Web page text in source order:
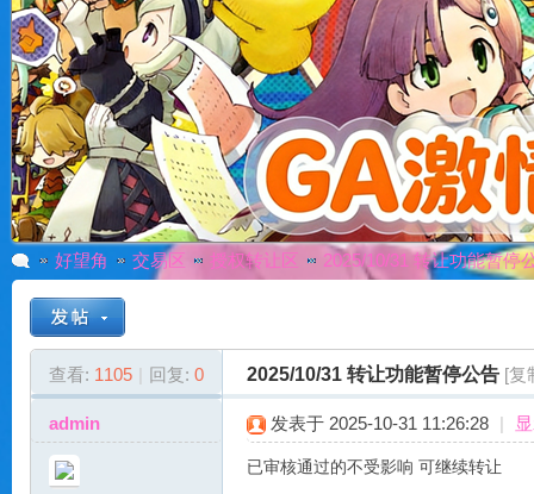
好望角 交易区 授权转让区 2025/10/31 转让功能暂停
查看: 1105 | 回复: 0 2025/10/31 转让功能暂停公告 [复
admin 发表于 2025-10-31 11:26:28 |
已审核通过的不受影响 可继续转让